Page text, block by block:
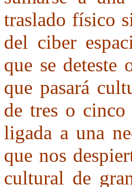
traslado físico
del ciber
que se deteste
que pasará
de tres o cinco
ligada a una
que nos
cultural de